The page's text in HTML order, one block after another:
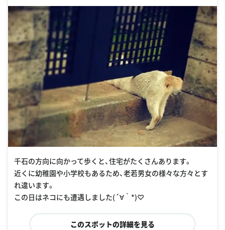
千石の方向に向かって歩くと、住宅がたくさんあります。
近くに幼稚園や小学校もあるため、老若男女の様々な方々とす
れ違います。
この日はネコにも遭遇しました(´∀｀*)♡
このスポットの詳細を見る